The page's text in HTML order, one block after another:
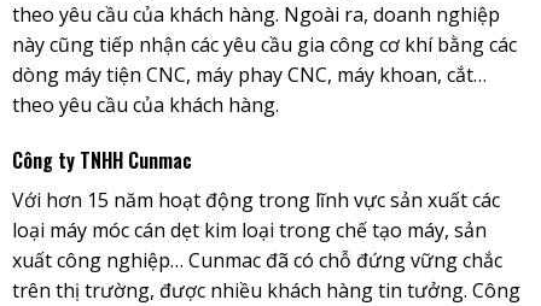
theo yêu cầu của khách hàng. Ngoài ra, doanh nghiệp
này cũng tiếp nhận các yêu cầu gia công cơ khí bằng các
dòng máy tiện CNC, máy phay CNC, máy khoan, cắt…
theo yêu cầu của khách hàng.
Công ty TNHH Cunmac
Với hơn 15 năm hoạt động trong lĩnh vực sản xuất các
loại máy móc cán dẹt kim loại trong chế tạo máy, sản
xuất công nghiệp… Cunmac đã có chỗ đứng vững chắc
trên thị trường, được nhiều khách hàng tin tưởng. Công